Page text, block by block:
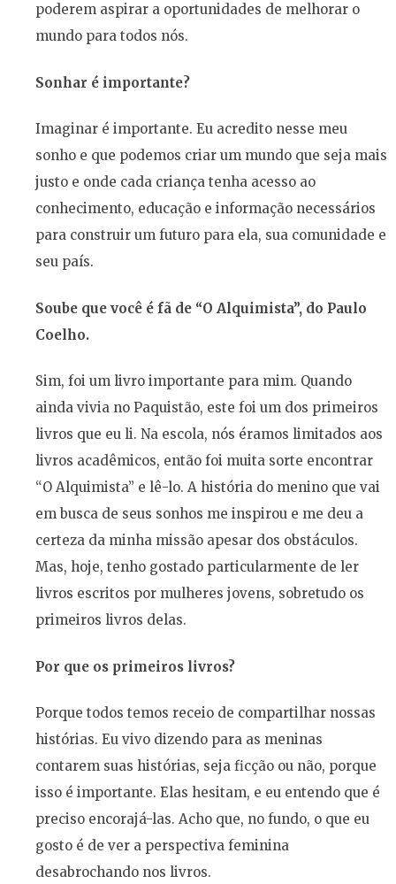
poderem aspirar a oportunidades de melhorar o
mundo para todos nós.
Sonhar é importante?
Imaginar é importante. Eu acredito nesse meu
sonho e que podemos criar um mundo que seja mais
justo e onde cada criança tenha acesso ao
conhecimento, educação e informação necessários
para construir um futuro para ela, sua comunidade e
seu país.
Soube que você é fã de “O Alquimista”, do Paulo
Coelho.
Sim, foi um livro importante para mim. Quando
ainda vivia no Paquistão, este foi um dos primeiros
livros que eu li. Na escola, nós éramos limitados aos
livros acadêmicos, então foi muita sorte encontrar
“O Alquimista” e lê-lo. A história do menino que vai
em busca de seus sonhos me inspirou e me deu a
certeza da minha missão apesar dos obstáculos.
Mas, hoje, tenho gostado particularmente de ler
livros escritos por mulheres jovens, sobretudo os
primeiros livros delas.
Por que os primeiros livros?
Porque todos temos receio de compartilhar nossas
histórias. Eu vivo dizendo para as meninas
contarem suas histórias, seja ficção ou não, porque
isso é importante. Elas hesitam, e eu entendo que é
preciso encorajá-las. Acho que, no fundo, o que eu
gosto é de ver a perspectiva feminina
desabrochando nos livros.